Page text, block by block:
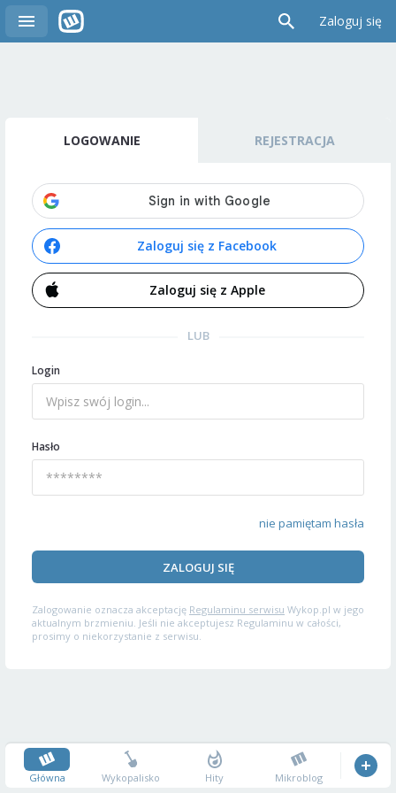
Zaloguj się
LOGOWANIE REJESTRACJA
Zaloguj się z Facebook
Zaloguj się z Apple
LUB
Login
Hasło
nie pamiętam hasła
ZALOGUJ SIĘ
Zalogowanie oznacza akceptację Regulaminu serwisu Wykop.pl w jego
aktualnym brzmieniu. Jeśli nie akceptujesz Regulaminu w całości,
prosimy o niekorzystanie z serwisu.
Główna Wykopalisko Hity Mikroblog